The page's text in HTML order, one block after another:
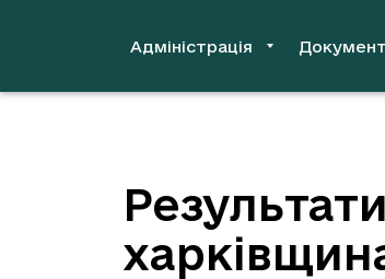
Адміністрація